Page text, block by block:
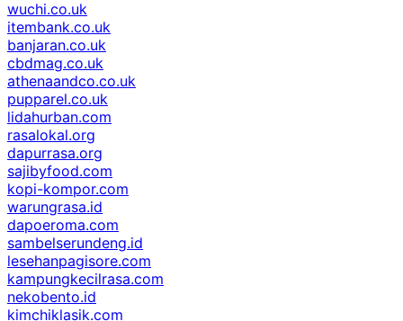
wuchi.co.uk
itembank.co.uk
banjaran.co.uk
cbdmag.co.uk
athenaandco.co.uk
pupparel.co.uk
lidahurban.com
rasalokal.org
dapurrasa.org
sajibyfood.com
kopi-kompor.com
warungrasa.id
dapoeroma.com
sambelserundeng.id
lesehanpagisore.com
kampungkecilrasa.com
nekobento.id
kimchiklasik.com